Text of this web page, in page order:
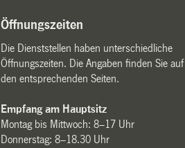
Öffnungszeiten
Die Dienststellen haben unterschiedliche
Öffnungszeiten. Die Angaben finden Sie auf
den entsprechenden Seiten.
Empfang am Hauptsitz
Montag bis Mittwoch: 8–17 Uhr
Donnerstag: 8–18.30 Uhr